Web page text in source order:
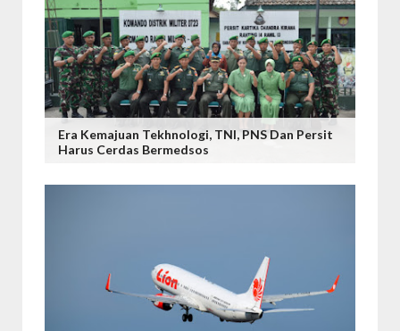
Era Kemajuan Tekhnologi, TNI, PNS Dan Persit
Harus Cerdas Bermedsos